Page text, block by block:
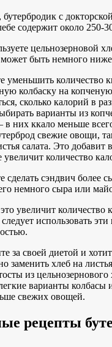
с
содержит около 250-
цельнозерновой
быть немного
уменьшить количество
колбаску на
сколько калорий в
варианты из
них ккало меньше
свежие овощи,
салата. Это добавит
увеличит количество
сделать сэндвич более
немного сыра или
увеличит количество
использовать
за своей диетой и
заменить хлеб на
из
варианты колбасы
свежих овощей.
рецепты